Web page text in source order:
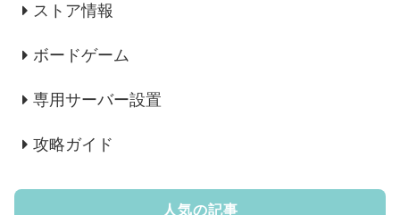
ストア情報
ボードゲーム
専用サーバー設置
攻略ガイド
人気の記事